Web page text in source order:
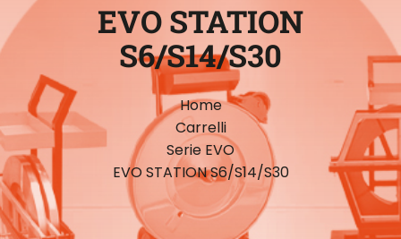
EVO STATION
S6/S14/S30
Home
Carrelli
Serie EVO
EVO STATION S6/S14/S30